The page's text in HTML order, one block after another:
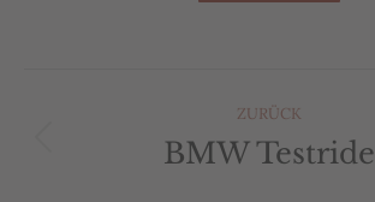
Navigation
ZURÜCK
Vorheriges
BMW Testride